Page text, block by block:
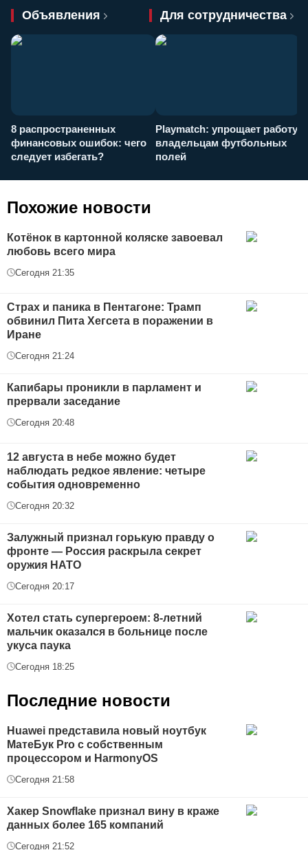
Объявления Для сотрудничества
8 распространенных
финансовых ошибок: чего
следует избегать?
Playmatch: упрощает работу
владельцам футбольных
полей
Похожие новости
Котёнок в картонной коляске завоевал
любовь всего мира
Сегодня 21:35
Страх и паника в Пентагоне: Трамп
обвинил Пита Хегсета в поражении в
Иране
Сегодня 21:24
Капибары проникли в парламент и
прервали заседание
Сегодня 20:48
12 августа в небе можно будет
наблюдать редкое явление: четыре
события одновременно
Сегодня 20:32
Залужный признал горькую правду о
фронте — Россия раскрыла секрет
оружия НАТО
Сегодня 20:17
Хотел стать супергероем: 8-летний
мальчик оказался в больнице после
укуса паука
Сегодня 18:25
Последние новости
Huawei представила новый ноутбук
МатеБук Pro с собственным
процессором и HarmonyOS
Сегодня 21:58
Хакер Snowflake признал вину в краже
данных более 165 компаний
Сегодня 21:52